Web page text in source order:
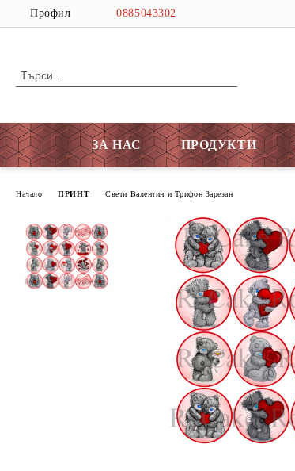
Профил 0885043302
ЗА НАС ПРОДУКТИ
Начало ПРИНТ Свети Валентин и Трифон Зарезан